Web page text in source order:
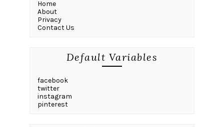
Home
About
Privacy
Contact Us
Default Variables
facebook
twitter
instagram
pinterest